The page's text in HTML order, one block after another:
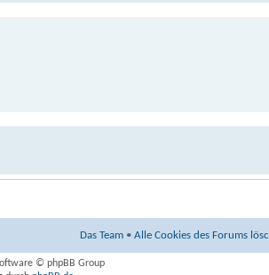
anders macht, da wir ja eigentlich mit
Das Team • Alle Cookies des Forums
© phpBB Group